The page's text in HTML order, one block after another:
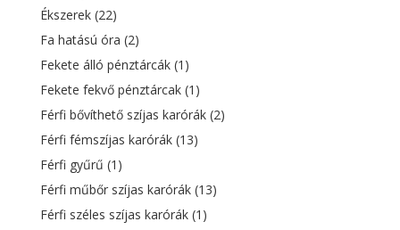
Ékszerek (22)
Fa hatású óra (2)
Fekete álló pénztárcák (1)
Fekete fekvő pénztárcak (1)
Férfi bővíthető szíjas karórák (2)
Férfi fémszíjas karórák (13)
Férfi gyűrű (1)
Férfi műbőr szíjas karórák (13)
Férfi széles szíjas karórák (1)